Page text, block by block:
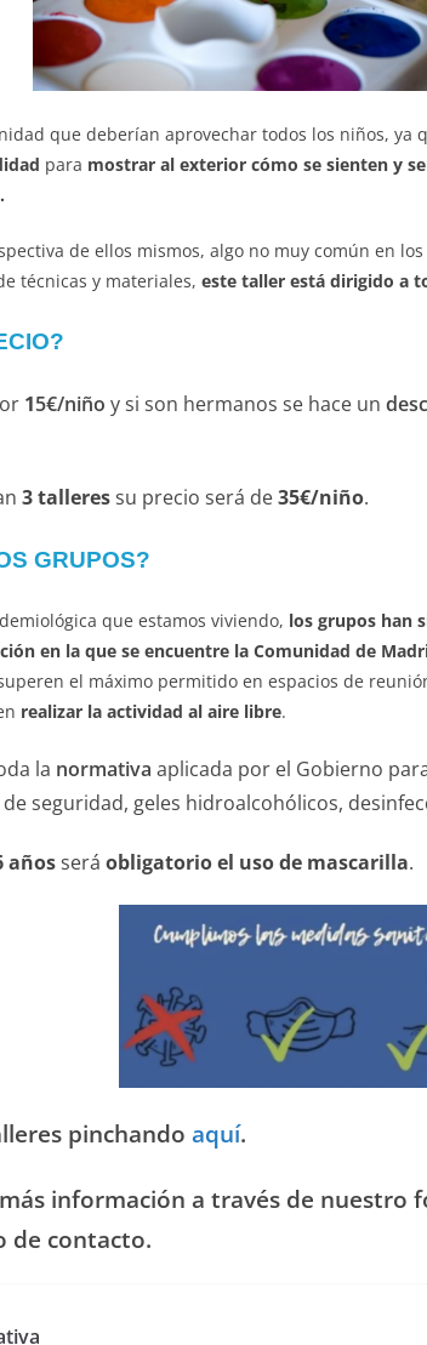
que deberían aprovechar todos los niños, ya
para mostrar al exterior cómo se sienten y
de ellos mismos, algo no muy común en
técnicas y materiales, este taller está dirigido a
15€/niño y si son hermanos se hace un
3 talleressu precio será de35€/niño.
GRUPOS?
que estamos viviendo, los grupos han
en la que se encuentre la Comunidad de
el máximo permitido en espacios de
realizar la actividad al aire libre.
la normativa aplicada por el Gobierno
seguridad, geles hidroalcohólicos,
añosserá obligatorio el uso de mascarilla.
pinchando aquí.
información a través de nuestro
de contacto.